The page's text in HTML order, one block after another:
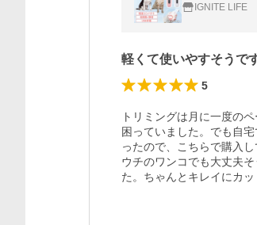
IGNITE LIFE
軽くて使いやすそうです
5
トリミングは月に一度の
困っていました。でも自
ったので、こちらで購入
ウチのワンコでも大丈夫
た。ちゃんとキレイにカ